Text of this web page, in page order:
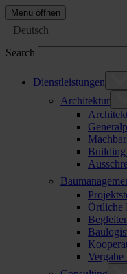
Menü öffnen
Deutsch
Search
Dienstleistungen
Architektur
Örtliche
Vergabe